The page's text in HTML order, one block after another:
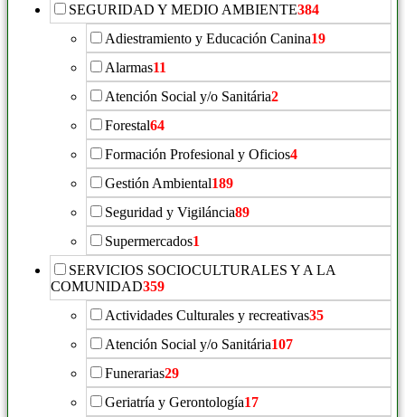
SEGURIDAD Y MEDIO AMBIENTE384
Adiestramiento y Educación Canina19
Alarmas11
Atención Social y/o Sanitária2
Forestal64
Formación Profesional y Oficios4
Gestión Ambiental189
Seguridad y Vigiláncia89
Supermercados1
SERVICIOS SOCIOCULTURALES Y A LA
COMUNIDAD359
Actividades Culturales y recreativas35
Atención Social y/o Sanitária107
Funerarias29
Geriatría y Gerontología17